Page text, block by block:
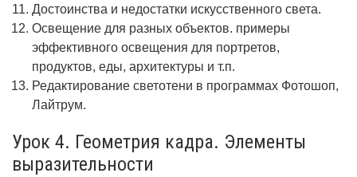
Достоинства и недостатки искусственного света.
Освещение для разных объектов. примеры
эффективного освещения для портретов,
продуктов, еды, архитектуры и т.п.
Редактирование светотени в программах Фотошоп,
Лайтрум.
Урок 4. Геометрия кадра. Элементы
выразительности